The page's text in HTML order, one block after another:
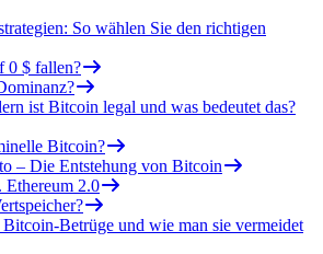
So wählen Sie den richtigen
0 $ fallen?
ist Bitcoin legal und was bedeutet das?
Bitcoin?
– Die Entstehung von Bitcoin
Ethereum 2.0
Betrüge und wie man sie vermeidet